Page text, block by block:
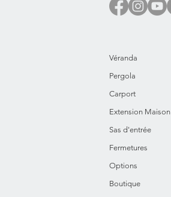
Véranda
Pergola
Carport
Extension Maison
Sas d'entrée
Fermetures
Options
Boutique